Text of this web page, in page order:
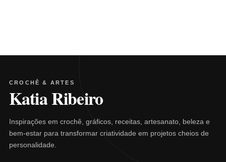
CROCHÊ & ARTES
Katia Ribeiro
Inspirações em crochê, gráficos, receitas, artesanato, beleza e
bem-estar para transformar criatividade em projetos cheios de
personalidade.